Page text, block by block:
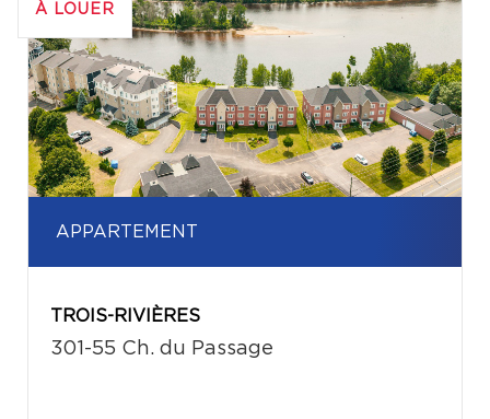
À LOUER
APPARTEMENT
TROIS-RIVIÈRES
301-55 Ch. du Passage